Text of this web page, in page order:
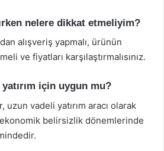
nelere dikkat etmeliyim?
alışveriş yapmalı, ürünün
ve fiyatları karşılaştırmalısınız.
için uygun mu?
uzun vadeli yatırım aracı olarak
belirsizlik dönemlerinde